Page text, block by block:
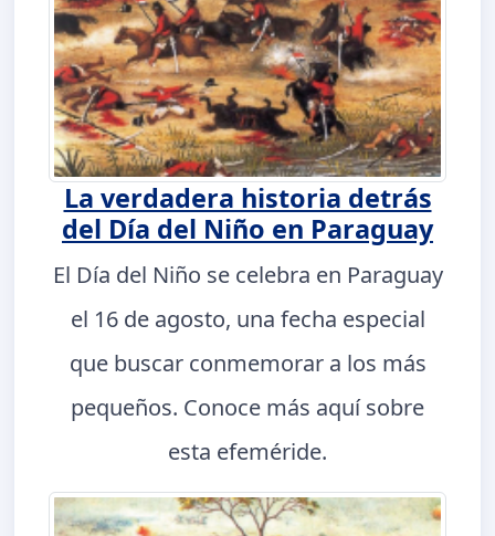
La verdadera historia detrás
del Día del Niño en Paraguay
El Día del Niño se celebra en Paraguay
el 16 de agosto, una fecha especial
que buscar conmemorar a los más
pequeños. Conoce más aquí sobre
esta efeméride.